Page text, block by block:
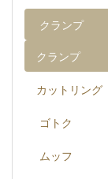
クランプ
クランプ
カットリング
ゴトク
ムッフ